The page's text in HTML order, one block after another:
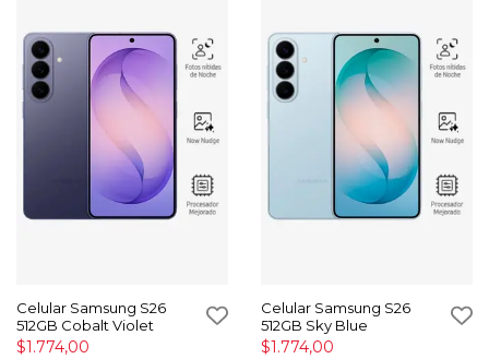
Celular Samsung S26
512GB Cobalt Violet
$1.774,00
Celular Samsung S26
512GB Sky Blue
$1.774,00